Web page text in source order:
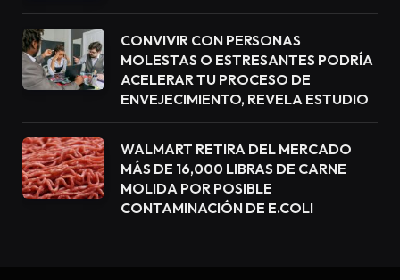
CONVIVIR CON PERSONAS
MOLESTAS O ESTRESANTES PODRÍA
ACELERAR TU PROCESO DE
ENVEJECIMIENTO, REVELA ESTUDIO
WALMART RETIRA DEL MERCADO
MÁS DE 16,000 LIBRAS DE CARNE
MOLIDA POR POSIBLE
CONTAMINACIÓN DE E.COLI